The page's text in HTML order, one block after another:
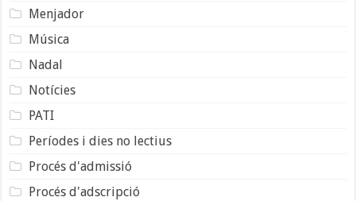
Menjador
Música
Nadal
Notícies
PATI
Períodes i dies no lectius
Procés d'admissió
Procés d'adscripció